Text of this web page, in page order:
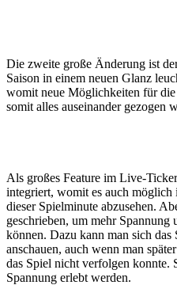
Die zweite große Änderung ist
Saison in einem neuen Glanz
womit neue Möglichkeiten für
somit alles auseinander gezogen
Als großes Feature im Live-
integriert, womit es auch möglich
dieser Spielminute abzusehen.
geschrieben, um mehr
können. Dazu kann man sich
anschauen, auch wenn man
das Spiel nicht verfolgen konnte.
Spannung erlebt werden.